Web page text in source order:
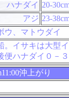
ハナダイ 20-
アジ 23-
ウ、マトウダイ
イサキは大型
便ハナダイ０－
沖上がり